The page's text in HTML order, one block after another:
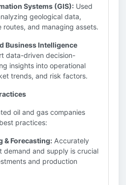
Systems (GIS): Used
geological data,
and managing assets.
Business Intelligence
data-driven decision-
insights into operational
trends, and risk factors.
oil and gas companies
practices:
& Forecasting: Accurately
demand and supply is crucial
and production